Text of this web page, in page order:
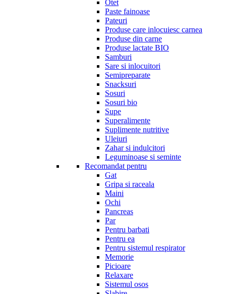
Otet
Paste fainoase
Pateuri
Produse care inlocuiesc carnea
Produse din carne
Produse lactate BIO
Samburi
Sare si inlocuitori
Semipreparate
Snacksuri
Sosuri
Sosuri bio
Supe
Superalimente
Suplimente nutritive
Uleiuri
Zahar si indulcitori
Leguminoase si seminte
Recomandat pentru
Gat
Gripa si raceala
Maini
Ochi
Pancreas
Par
Pentru barbati
Pentru ea
Pentru sistemul respirator
Memorie
Picioare
Relaxare
Sistemul osos